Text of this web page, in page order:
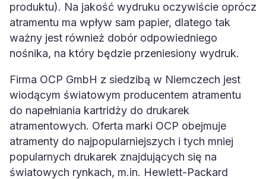
produktu). Na jakość wydruku oczywiście oprócz
atramentu ma wpływ sam papier, dlatego tak
ważny jest również dobór odpowiedniego
nośnika, na który będzie przeniesiony wydruk.
Firma OCP GmbH z siedzibą w Niemczech jest
wiodącym światowym producentem atramentu
do napełniania kartridży do drukarek
atramentowych. Oferta marki OCP obejmuje
atramenty do najpopularniejszych i tych mniej
popularnych drukarek znajdujących się na
światowych rynkach, m.in. Hewlett-Packard